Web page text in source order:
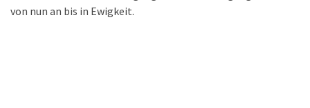
von nun an bis in Ewigkeit.